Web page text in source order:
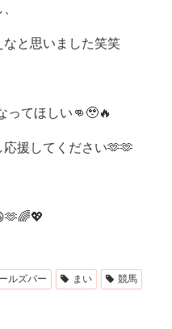
と思いました笑笑
ってほしい👊🥹🔥
援してください🫶🫶
ルズバー まい
競馬